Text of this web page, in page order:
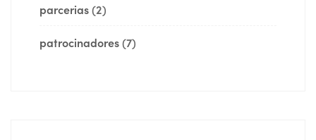
parcerias(2)
patrocinadores(7)